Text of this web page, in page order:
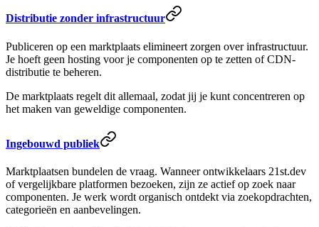
Distributie zonder infrastructuur
Publiceren op een marktplaats elimineert zorgen over infrastructuur.
Je hoeft geen hosting voor je componenten op te zetten of CDN-
distributie te beheren.
De marktplaats regelt dit allemaal, zodat jij je kunt concentreren op
het maken van geweldige componenten.
Ingebouwd publiek
Marktplaatsen bundelen de vraag. Wanneer ontwikkelaars 21st.dev
of vergelijkbare platformen bezoeken, zijn ze actief op zoek naar
componenten. Je werk wordt organisch ontdekt via zoekopdrachten,
categorieën en aanbevelingen.